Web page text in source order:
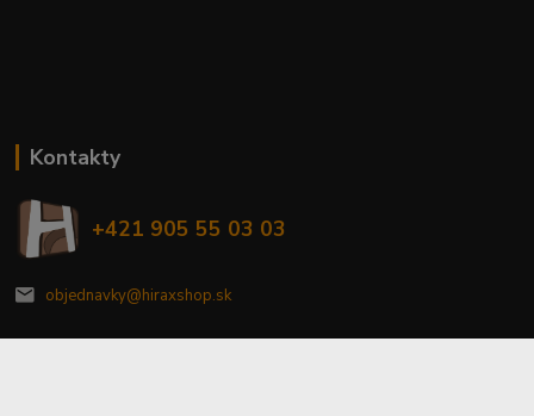
Kontakty
+421 905 55 03 03
objednavky@hiraxshop.sk